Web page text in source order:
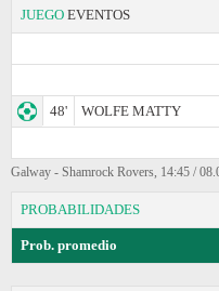
JUEGO EVENTOS
48'
WOLFE MATTY
Galway - Shamrock Rovers, 14:45 /
PROBABILIDADES
Prob. promedio